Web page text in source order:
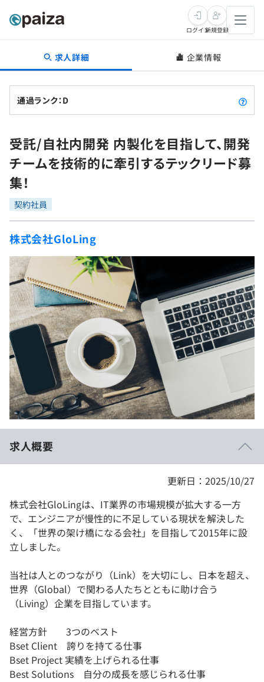
転職・キャリア
転職成功ガイド
転職エージェント
インタビュー
転職成功ガイド
新卒就活
求人検索
本選考
インターン
新卒エージェント
イベント・セミナー
インタビュー
就活成功ガイド
学習
問題集
4択課題
ナレッジ
リファレンス
個人向けプラン
法人向けプラン
学校向けプラン
契約内容・クーポン
プログラミング言語
評価結果一覧
再チャレンジ結果一覧
ゲーム・マンガ
Tech Team Journal
paiza times
note
paizaとは？
ログイン新規登録
求人詳細 企業情報
通過ランク：D
受託/自社内開発 内製化を目指して、開発
チームを技術的に牽引するテックリード募
集！
契約社員
株式会社GloLing
求人概要
更新日：2025/10/27
株式会社GloLingは、IT業界の市場規模が拡大する一方
で、エンジニアが慢性的に不足している現状を解決した
く、「世界の架け橋になる会社」を目指して2015年に設
立しました。
当社は人とのつながり（Link）を大切にし、日本を超え、
世界（Global）で関わる人たちとともに助け合う
（Living）企業を目指しています。
経営方針 3つのベスト
Bset Client 誇りを持てる仕事
Bset Project 実績を上げられる仕事
Best Solutions 自分の成長を感じられる仕事